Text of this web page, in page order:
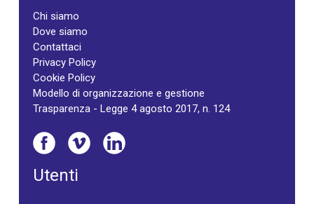
Chi siamo
Dove siamo
Contattaci
Privacy Policy
Cookie Policy
Modello di organizzazione e gestione
Trasparenza - Legge 4 agosto 2017, n. 124
Utenti